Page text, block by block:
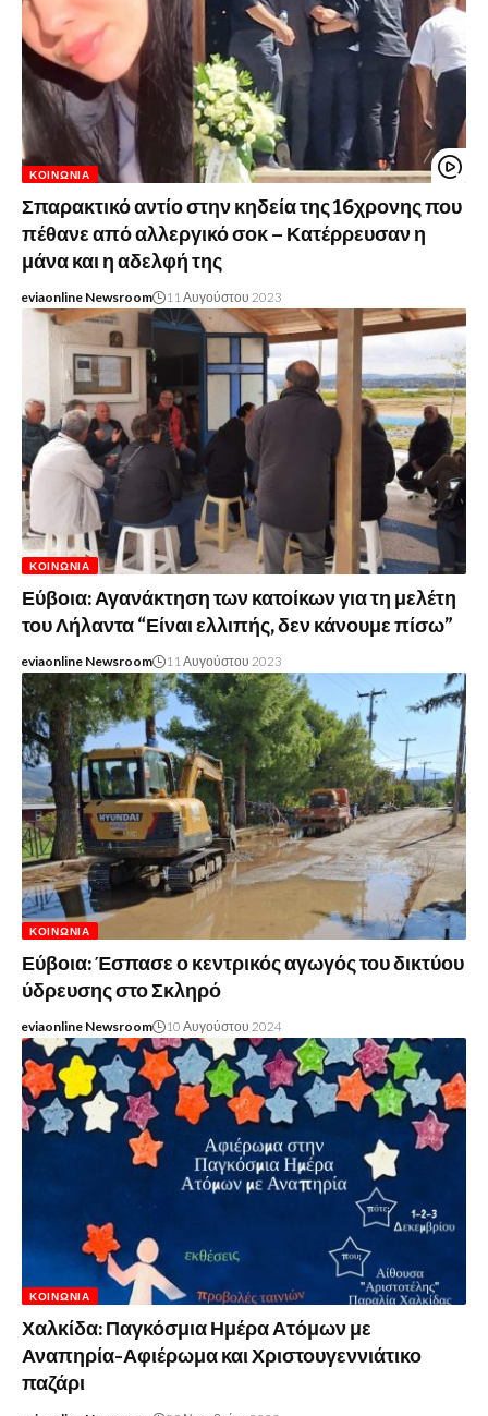
ΚΟΙΝΩΝΊΑ
Σπαρακτικό αντίο στην κηδεία της 16χρονης που
πέθανε από αλλεργικό σοκ – Κατέρρευσαν η
μάνα και η αδελφή της
eviaonline Newsroom 11 Αυγούστου 2023
ΚΟΙΝΩΝΊΑ
Εύβοια: Αγανάκτηση των κατοίκων για τη μελέτη
του Λήλαντα “Είναι ελλιπής, δεν κάνουμε πίσω”
eviaonline Newsroom 11 Αυγούστου 2023
ΚΟΙΝΩΝΊΑ
Εύβοια: Έσπασε ο κεντρικός αγωγός του δικτύου
ύδρευσης στο Σκληρό
eviaonline Newsroom 10 Αυγούστου 2024
ΚΟΙΝΩΝΊΑ
Χαλκίδα: Παγκόσμια Ημέρα Ατόμων με
Αναπηρία-Αφιέρωμα και Χριστουγεννιάτικο
παζάρι